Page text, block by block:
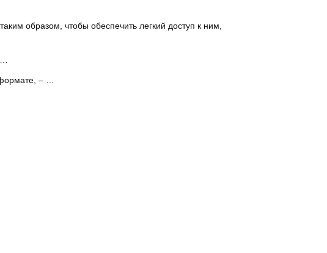
образом, чтобы обеспечить легкий доступ к ним,
– …